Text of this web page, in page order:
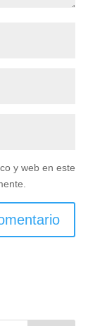
y web en este